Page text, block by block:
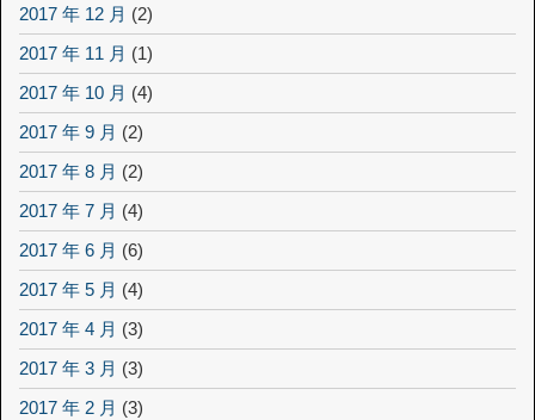
2017 年 12 月 (2)
2017 年 11 月 (1)
2017 年 10 月 (4)
2017 年 9 月 (2)
2017 年 8 月 (2)
2017 年 7 月 (4)
2017 年 6 月 (6)
2017 年 5 月 (4)
2017 年 4 月 (3)
2017 年 3 月 (3)
2017 年 2 月 (3)